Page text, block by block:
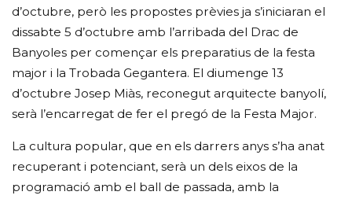
d’octubre, però les propostes prèvies ja s’iniciaran el
dissabte 5 d’octubre amb l’arribada del Drac de
Banyoles per començar els preparatius de la festa
major i la Trobada Gegantera. El diumenge 13
d’octubre Josep Miàs, reconegut arquitecte banyolí,
serà l’encarregat de fer el pregó de la Festa Major.
La cultura popular, que en els darrers anys s’ha anat
recuperant i potenciant, serà un dels eixos de la
programació amb el ball de passada, amb la